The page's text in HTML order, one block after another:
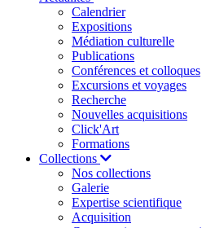
Calendrier
Expositions
Médiation culturelle
Publications
Conférences et colloques
Excursions et voyages
Recherche
Nouvelles acquisitions
Click'Art
Formations
Collections
Nos collections
Galerie
Expertise scientifique
Acquisition